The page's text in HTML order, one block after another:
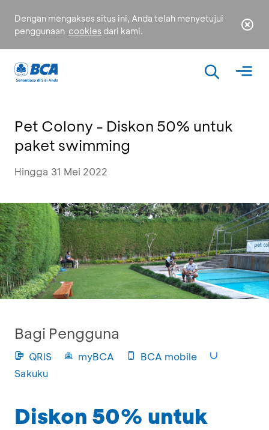
Dengan mengakses situs ini, Anda telah menyetujui
penggunaan cookies dari kami.
Pet Colony - Diskon 50% untuk
paket swimming
Hingga 31 Mei 2022
Bagi Pengguna
QRIS myBCA
BCA mobile
Sakuku
Diskon 50% untuk